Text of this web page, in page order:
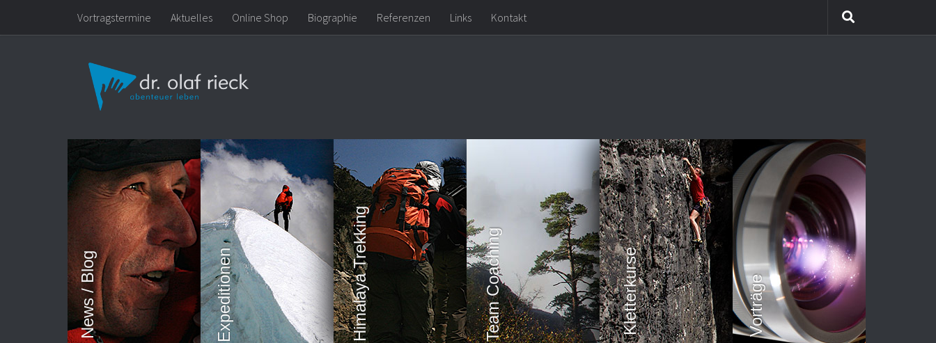
Zum Inhalt springen
Vortragstermine Aktuelles Online Shop Biographie Referenzen Links Kontakt
News / Blog Expeditionen Himalaya Trekking Team Coaching Kletterkurse Vorträge